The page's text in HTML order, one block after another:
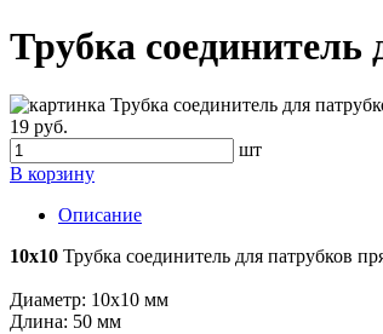
Трубка
19 руб.
шт
В корзину
Описание
10х10 Трубка соединитель для патрубков
Диаметр: 10х10 мм
Длина: 50 мм